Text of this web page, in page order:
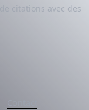
citations avec des